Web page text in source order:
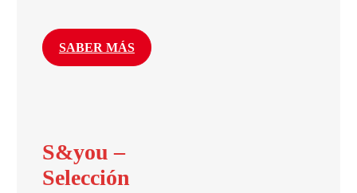
SABER MÁS
S&you –
Selección